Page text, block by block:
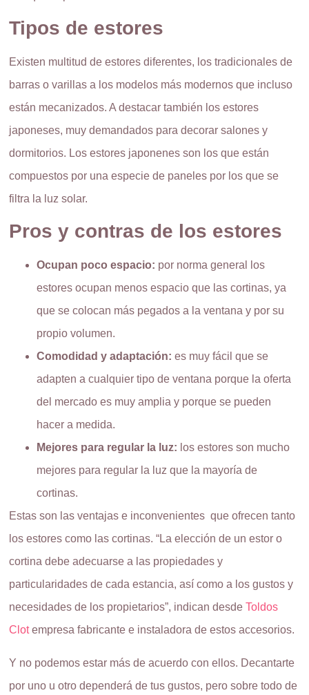
Tipos de estores
Existen multitud de estores diferentes, los tradicionales de
barras o varillas a los modelos más modernos que incluso
están mecanizados. A destacar también los estores
japoneses, muy demandados para decorar salones y
dormitorios. Los estores japonenes son los que están
compuestos por una especie de paneles por los que se
filtra la luz solar.
Pros y contras de los estores
Ocupan poco espacio: por norma general los
estores ocupan menos espacio que las cortinas, ya
que se colocan más pegados a la ventana y por su
propio volumen.
Comodidad y adaptación:es muy fácil que se
adapten a cualquier tipo de ventana porque la oferta
del mercado es muy amplia y porque se pueden
hacer a medida.
Mejores para regular la luz: los estores son mucho
mejores para regular la luz que la mayoría de
cortinas.
Estas son las ventajas e inconvenientes que ofrecen tanto
los estores como las cortinas. “La elección de un estor o
cortina debe adecuarse a las propiedades y
particularidades de cada estancia, así como a los gustos y
necesidades de los propietarios”, indican desdeToldos
Clotempresa fabricante e instaladora de estos accesorios.
Y no podemos estar más de acuerdo con ellos. Decantarte
por uno u otro dependerá de tus gustos, pero sobre todo de